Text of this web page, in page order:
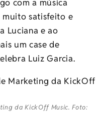
com a música
muito satisfeito e
Luciana e ao
um case de
Luiz Garcia.
da KickOff Music. Foto: